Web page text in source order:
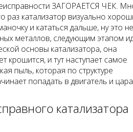
ЗАГОРАЕТСЯ ЧЕК.
раз катализатор визуально
и кататься дальше, ну это
металлов, следующим этапом
основы катализатора, она
крошится, и тут наступает самое
пыль, которая по структуре
попадать в двигатель и
катализатора